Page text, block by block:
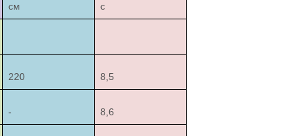
см с
220 8,5
- 8,6